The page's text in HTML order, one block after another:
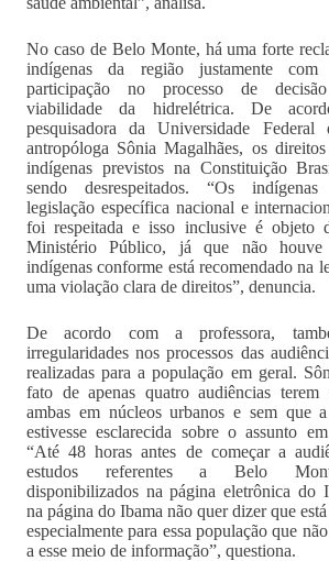
No caso de Belo Monte, há uma forte
indígenas da região justamente
participação no processo de
viabilidade da hidrelétrica. De
pesquisadora da Universidade
antropóloga Sônia Magalhães, os
indígenas previstos na Constituição
sendo desrespeitados. “Os
legislação específica nacional e
foi respeitada e isso inclusive é objeto
Ministério Público, já que não
indígenas conforme está recomendado na
uma violação clara de direitos”, denuncia.
De acordo com a professora,
irregularidades nos processos das
realizadas para a população em geral.
fato de apenas quatro audiências terem
ambas em núcleos urbanos e sem que
estivesse esclarecida sobre o assunto
“Até 48 horas antes de começar a
estudos referentes a Belo
disponibilizados na página eletrônica do
na página do Ibama não quer dizer que
especialmente para essa população que
a esse meio de informação”, questiona.